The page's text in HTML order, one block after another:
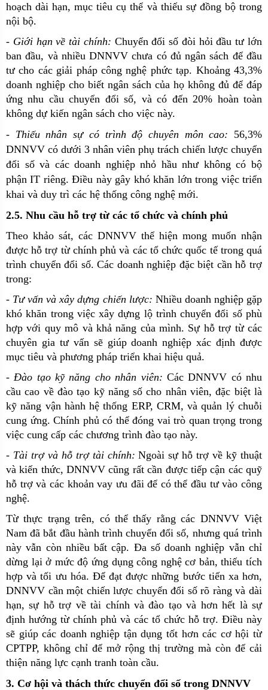
hoạch dài hạn, mục tiêu cụ thể và thiếu sự đồng bộ trong
nội bộ.
- Giới hạn về tài chính: Chuyển đổi số đòi hỏi đầu tư lớn
ban đầu, và nhiều DNNVV chưa có đủ ngân sách để đầu
tư cho các giải pháp công nghệ phức tạp. Khoảng 43,3%
doanh nghiệp cho biết ngân sách của họ không đủ để đáp
ứng nhu cầu chuyển đổi số, và có đến 20% hoàn toàn
không dự kiến ngân sách cho việc này.
- Thiếu nhân sự có trình độ chuyên môn cao: 56,3%
DNNVV có dưới 3 nhân viên phụ trách chiến lược chuyển
đổi số và các doanh nghiệp nhỏ hầu như không có bộ
phận IT riêng. Điều này gây khó khăn lớn trong việc triển
khai và duy trì các hệ thống công nghệ mới.
2.5. Nhu cầu hỗ trợ từ các tổ chức và chính phủ
Theo khảo sát, các DNNVV thể hiện mong muốn nhận
được hỗ trợ từ chính phủ và các tổ chức quốc tế trong quá
trình chuyển đổi số. Các doanh nghiệp đặc biệt cần hỗ trợ
trong:
- Tư vấn và xây dựng chiến lược: Nhiều doanh nghiệp gặp
khó khăn trong việc xây dựng lộ trình chuyển đổi số phù
hợp với quy mô và khả năng của mình. Sự hỗ trợ từ các
chuyên gia tư vấn sẽ giúp doanh nghiệp xác định được
mục tiêu và phương pháp triển khai hiệu quả.
-Đào tạo kỹ năng cho nhân viên: Các DNNVV có nhu
cầu cao về đào tạo kỹ năng số cho nhân viên, đặc biệt là
kỹ năng vận hành hệ thống ERP, CRM, và quản lý chuỗi
cung ứng. Chính phủ có thể đóng vai trò quan trọng trong
việc cung cấp các chương trình đào tạo này.
- Tài trợ và hỗ trợ tài chính:Ngoài sự hỗ trợ về kỹ thuật
và kiến thức, DNNVV cũng rất cần được tiếp cận các quỹ
hỗ trợ và các khoản vay ưu đãi để có thể đầu tư vào công
nghệ.
Từ thực trạng trên, có thể thấy rằng các DNNVV Việt
Nam đã bắt đầu hành trình chuyển đổi số, nhưng quá trình
này vẫn còn nhiều bất cập. Đa số doanh nghiệp vẫn chỉ
dừng lại ở mức độ ứng dụng công nghệ cơ bản, thiếu tích
hợp và tối ưu hóa. Để đạt được những bước tiến xa hơn,
DNNVV cần một chiến lược chuyển đổi số rõ ràng và dài
hạn, sự hỗ trợ về tài chính và đào tạo và hơn hết là sự
định hướng từ chính phủ và các tổ chức hỗ trợ. Điều này
sẽ giúp các doanh nghiệp tận dụng tốt hơn các cơ hội từ
CPTPP, không chỉ để mở rộng thị trường mà còn để cải
thiện năng lực cạnh tranh toàn cầu.
3. Cơ hội và thách thức chuyển đổi số trong DNNVV